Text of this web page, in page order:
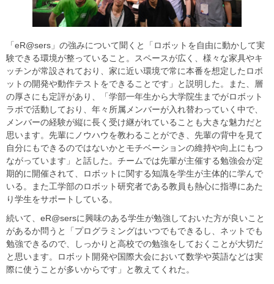
「eR@sers」の強みについて聞くと「ロボットを自由に動かして実
験できる環境が整っていること。スペースが広く、様々な家具やキ
ッチンが常設されており、家に近い環境で常に本番を想定したロボ
ットの開発や動作テストをできることです」と説明した。また、層
の厚さにも定評があり、「学部一年生から大学院生までがロボット
ラボで活動しており、年々所属メンバーが入れ替わっていく中で、
メンバーの経験が縦に長く受け継がれていることも大きな魅力だと
思います。先輩にノウハウを教わることができ、先輩の背中を見て
自分にもできるのではないかとモチベーションの維持や向上にもつ
ながっています」と話した。チームでは先輩が主催する勉強会が定
期的に開催されて、ロボットに関する知識を学生が主体的に学んで
いる。また工学部のロボット研究者である教員も熱心に指導にあた
り学生をサポートしている。
続いて、eR@sersに興味のある学生が勉強しておいた方が良いこと
があるか問うと「プログラミングはいつでもできるし、ネットでも
勉強できるので、しっかりと高校での勉強をしておくことが大切だ
と思います。ロボット開発や国際大会において数学や英語などは実
際に使うことが多いからです」と教えてくれた。